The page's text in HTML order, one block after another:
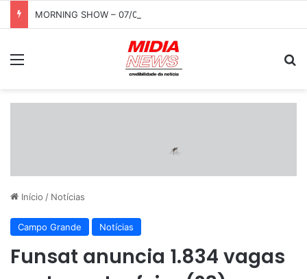
MORNING SHOW – 07/08/2026
Início / Notícias
Campo Grande Notícias
Funsat anuncia 1.834 vagas